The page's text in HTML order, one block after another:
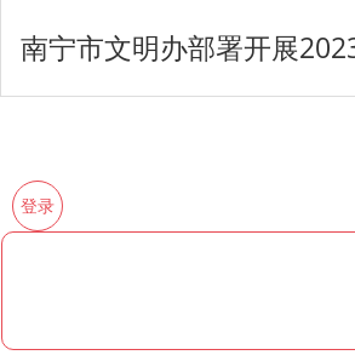
南宁市文明办部署开展
登录